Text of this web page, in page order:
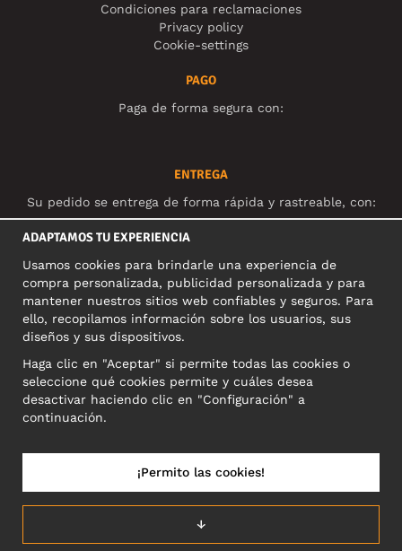
Condiciones para reclamaciones
Privacy policy
Cookie-settings
PAGO
Paga de forma segura con:
ENTREGA
Su pedido se entrega de forma rápida y rastreable, con:
REDES SOCIALES
DIRECCIÓN COMERCIAL
Motley Denim Europe OÜ
Narva mnt 5, EE-10117 Tallinn
NB! Nevracajte výrobky na túto adresu!
ADAPTAMOS TU EXPERIENCIA
Usamos cookies para brindarle una experiencia de
compra personalizada, publicidad personalizada y para
mantener nuestros sitios web confiables y seguros. Para
ello, recopilamos información sobre los usuarios, sus
diseños y sus dispositivos.
Haga clic en "Aceptar" si permite todas las cookies o
seleccione qué cookies permite y cuáles desea
desactivar haciendo clic en "Configuración" a
continuación.
↓
¡Permito las cookies!